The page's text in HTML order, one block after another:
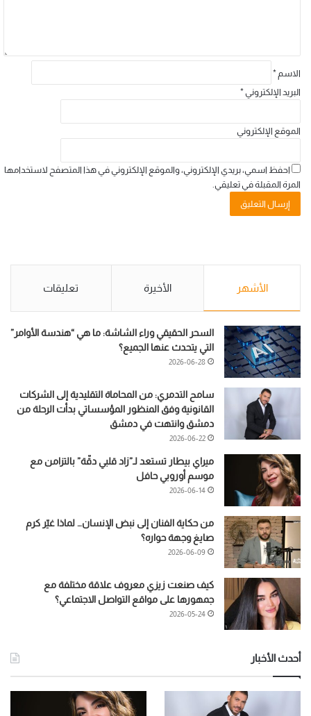
الاسم *
البريد الإلكتروني *
الموقع الإلكتروني
احفظ اسمي، بريدي الإلكتروني، والموقع الإلكتروني في هذا المتصفح لاستخدامها
المرة المقبلة في تعليقي.
الأشهر الأخيرة تعليقات
السحر الحقيقي وراء الشاشة: ما هي “هندسة الأوامر”
التي يتحدث عنها الجميع؟
2026-06-28
سامح التدمري: من المحاماة التقليدية إلى الشركات
القانونية وفق المنظور المؤسساتي بدأت الرحلة من
دمشق وانتهت في دمشق
2026-06-22
ميراي بيطار تستعد لـ”زاد قلبي دقّة” بالتزامن مع
موسم أوروبي حافل
2026-06-14
من حكاية الفنان إلى نبض الإنسان… لماذا غيّر كرم
صايغ وجهة حواره؟
2026-06-09
كيف صنعت زيزي معروف علاقة مختلفة مع
جمهورها على مواقع التواصل الاجتماعي؟
2026-05-24
أحدث الأخبار